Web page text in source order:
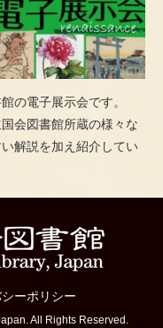
の電子展示会です。
会図書館所蔵の様々な
解説を加え紹介してい
ーポリシー
All Rights Reserved.